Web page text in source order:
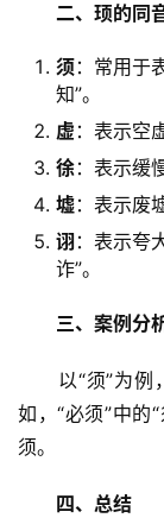
二、顼的同
须：常用于
知”。
虚 ：表示空
徐：表示缓
墟：表示废
诩 ：表示夸
诈”。
三、案例分
以“须”为例，
如，“必须”中的
须。
四、总结